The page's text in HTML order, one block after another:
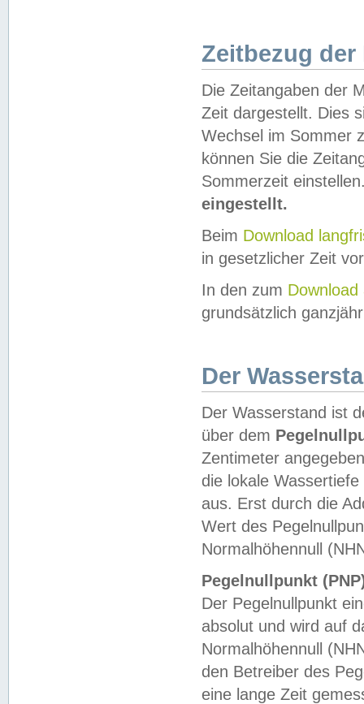
Zeitbezug der
Die Zeitangaben der
Zeit dargestellt. Dies
Wechsel im Sommer
können Sie die
Sommerzeit
eingestellt.
Beim Download
in gesetzlicher Zeit
In den zum Download
grundsätzlich
Der
Der Wasserstand ist
über dem
Zentimeter
die lokale
aus. Erst durch die
Wert des
Normalhöhennull
Pegelnullpunkt
Der Pegelnullpunkt
absolut und wird auf
Normalhöhennull
den Betreiber des
eine lange Zeit